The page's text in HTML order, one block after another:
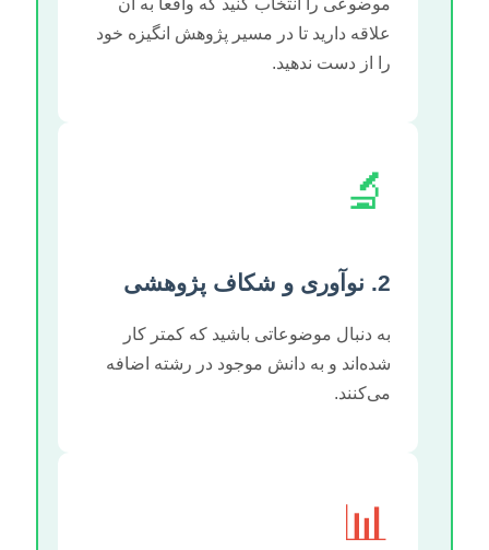
علاقه دارید تا در مسیر پژوهش انگیزه خود
را از دست ندهید.
🔬
2. نوآوری و شکاف پژوهشی
به دنبال موضوعاتی باشید که کمتر کار
شده‌اند و به دانش موجود در رشته اضافه
می‌کنند.
📊